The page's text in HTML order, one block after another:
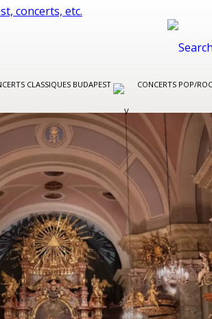
CLASSIQUES BUDAPEST CONCERTS POP/